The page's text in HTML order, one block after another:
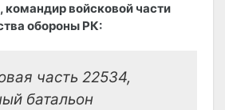
войсковой части
обороны РК:
часть 22534,
батальон